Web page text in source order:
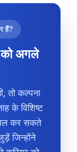
हैं?
को अगले
तो कल्पना
के विशिष्ट
कर सकते
जिन्होंने